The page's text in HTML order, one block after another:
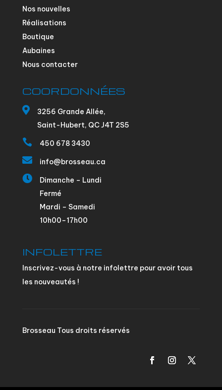
Nos nouvelles
Réalisations
Boutique
Aubaines
Nous contacter
COORDONNÉES

3256 Grande Allée,
Saint-Hubert, QC J4T 2S5
 450 678 3430
 info@brosseau.ca

Dimanche – Lundi
Fermé
Mardi – Samedi
10h00–17h00
INFOLETTRE
Inscrivez-vous à notre infolettre pour avoir tous
les nouveautés !
Brosseau Tous droits réservés